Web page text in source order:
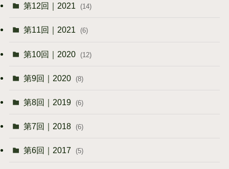
第12回｜2021 (14)
第11回｜2021 (6)
第10回｜2020 (12)
第9回｜2020 (8)
第8回｜2019 (6)
第7回｜2018 (6)
第6回｜2017 (5)